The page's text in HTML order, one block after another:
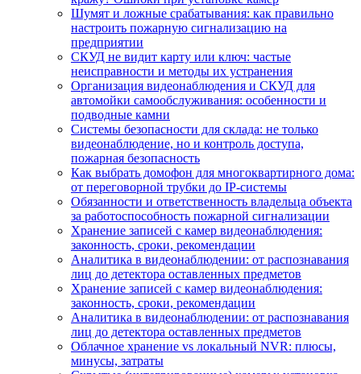
Шумят и ложные срабатывания: как правильно
настроить пожарную сигнализацию на
предприятии
СКУД не видит карту или ключ: частые
неисправности и методы их устранения
Организация видеонаблюдения и СКУД для
автомойки самообслуживания: особенности и
подводные камни
Системы безопасности для склада: не только
видеонаблюдение, но и контроль доступа,
пожарная безопасность
Как выбрать домофон для многоквартирного дома:
от переговорной трубки до IP-системы
Обязанности и ответственность владельца объекта
за работоспособность пожарной сигнализации
Хранение записей с камер видеонаблюдения:
законность, сроки, рекомендации
Аналитика в видеонаблюдении: от распознавания
лиц до детектора оставленных предметов
Хранение записей с камер видеонаблюдения:
законность, сроки, рекомендации
Аналитика в видеонаблюдении: от распознавания
лиц до детектора оставленных предметов
Облачное хранение vs локальный NVR: плюсы,
минусы, затраты